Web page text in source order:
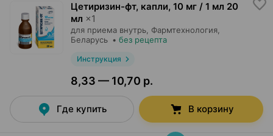
Цетиризин-фт, капли, 10 мг / 1 мл 20
мл ×1
для приема внутрь, Фармтехнология
Беларусь • без рецепта
Инструкция
8,33 — 10,70 р.
Где купить В корзину